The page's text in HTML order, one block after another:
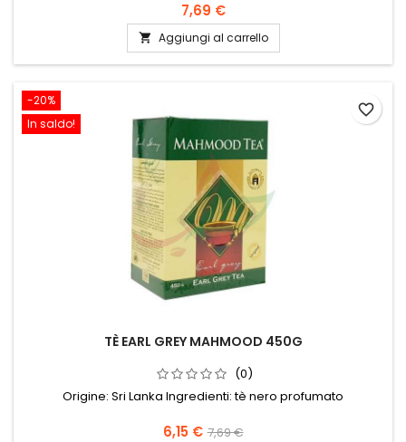
7,69 €
 Aggiungi al carrello
-20%
In saldo!
TÈ EARL GREY MAHMOOD 450G
(0)
Origine: Sri Lanka Ingredienti: tè nero profumato
6,15 € 7,69 €
favorite_border